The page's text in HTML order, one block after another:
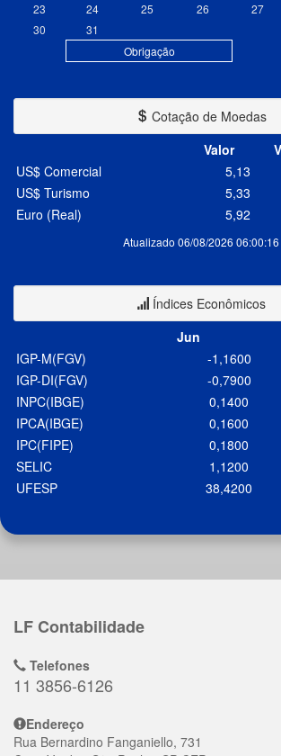
Obrigação
23
24 25 26 27
30
31
Cotação de Moedas
Valor
Atualizado 06/08/2026 06:00:16
US$ Comercial 5,13
US$ Turismo
5,33
Euro (Real)
5,92
Índices Econômicos
Jun
IGP-M(FGV)
-1,1600
IGP-DI(FGV)
-0,7900
INPC(IBGE)
0,1400
IPCA(IBGE)
0,1600
IPC(FIPE)
0,1800
SELIC
1,1200
UFESP
38,4200
LF Contabilidade
Telefones
11 3856-6126
Endereço
Rua Bernardino Fanganiello, 731